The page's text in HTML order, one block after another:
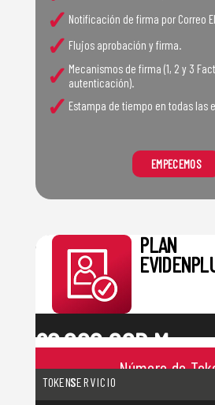
✓ Notificación de firma por Correo
✓ Flujos aprobación y firma.
✓ Mecanismos de firma (1, 2 y 3
autenticación).
✓ Estampa de tiempo en todas las
EMPECEMOS
PLAN
60.000 COP Mes
120 TOKENS
Número de
TOKENSSERVICIO